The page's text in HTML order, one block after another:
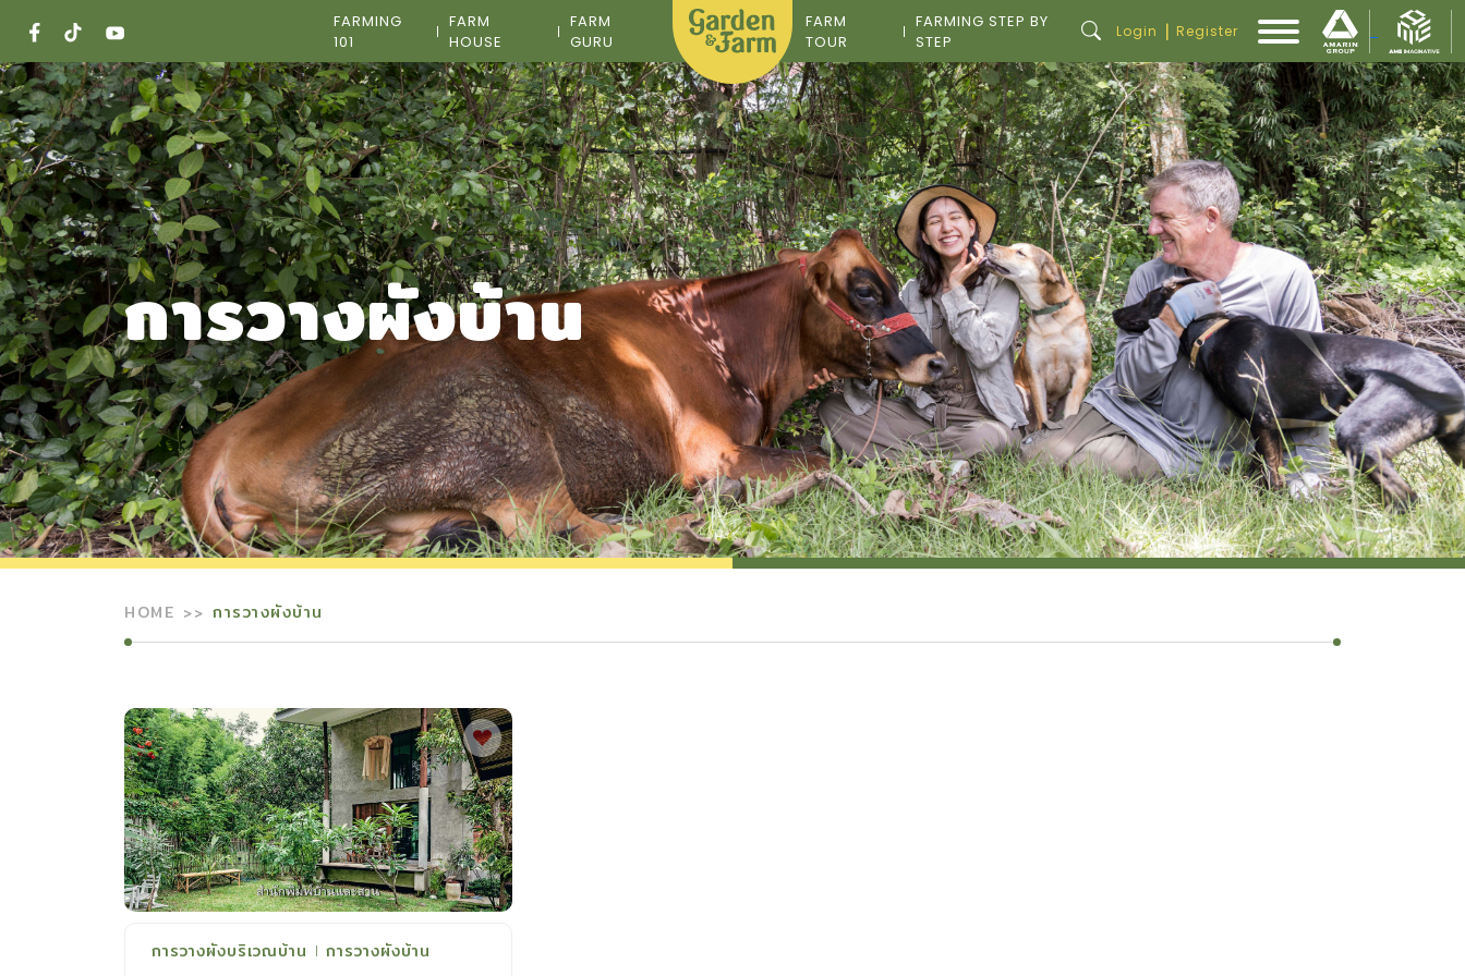
content
FARMING
101
FARM
HOUSE
FARM
GURU
FARM
TOUR
FARMING STEP BY
STEP
Login | Register
การวางผังบ้าน
HOME การวางผังบ้าน
การวางผังบริเวณบ้าน การวางผังบ้าน